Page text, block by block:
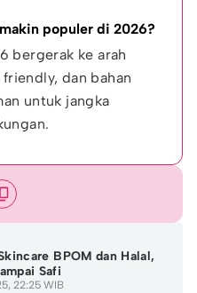
populer di 2026?
bergerak ke arah
dan bahan
untuk jangka
BPOM dan Halal,
Safi
22:25 WIB